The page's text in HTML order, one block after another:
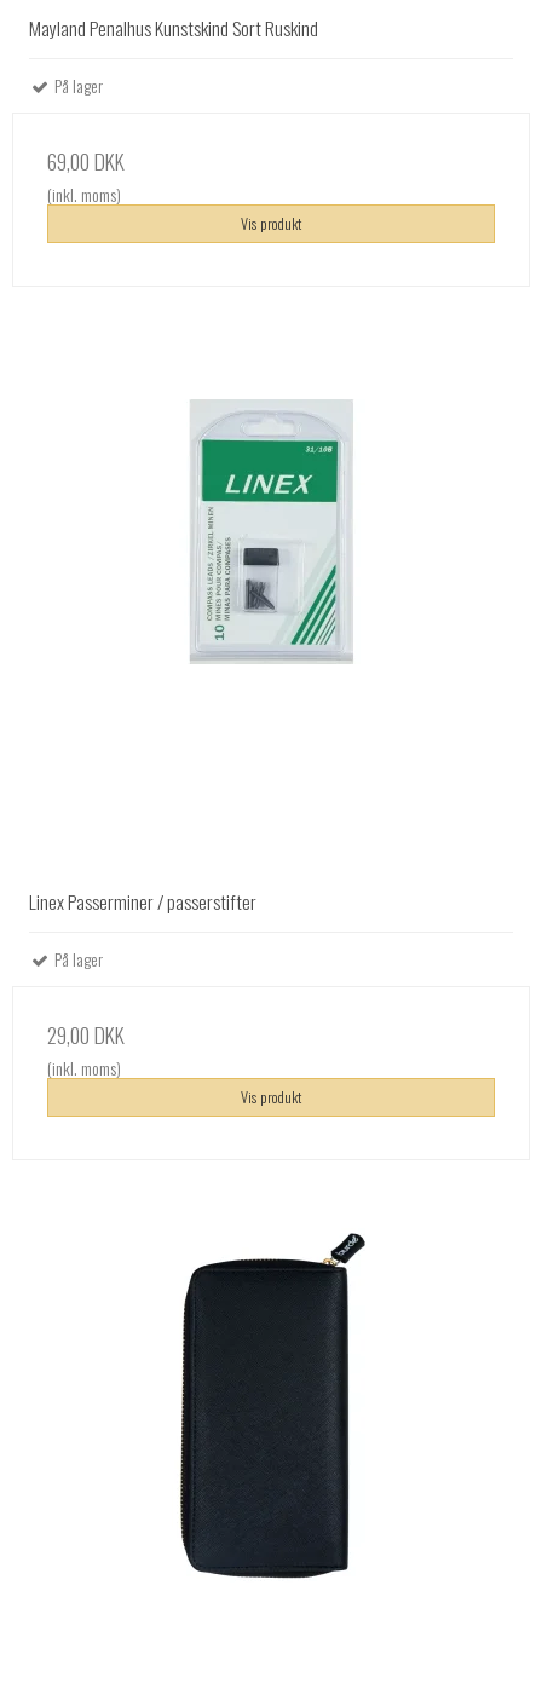
Mayland Penalhus Kunstskind Sort Ruskind
På lager
69,00 DKK
(inkl. moms)
Vis produkt
Linex Passerminer / passerstifter
På lager
29,00 DKK
(inkl. moms)
Vis produkt